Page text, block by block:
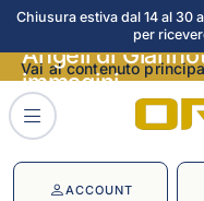
Chiusura estiva dal 14 al 30
per
Vai al contenuto
ACCOUNT
Angeli di
immagini